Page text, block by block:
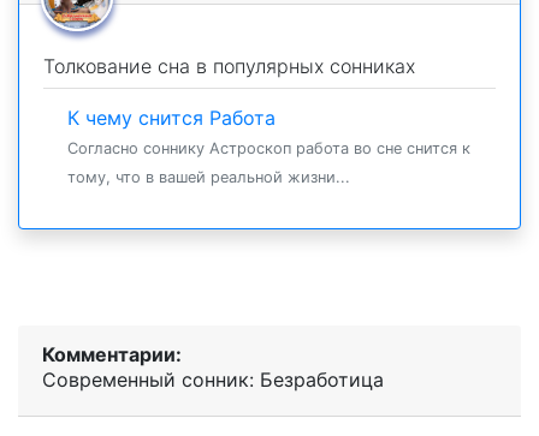
Толкование сна в популярных сонниках
К чему снится Работа
Согласно соннику Астроскоп работа во сне снится к
тому, что в вашей реальной жизни...
Комментарии:
Современный сонник: Безработица